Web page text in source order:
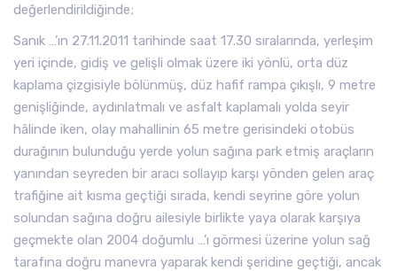
değerlendirildiğinde;
Sanık …’ın 27.11.2011 tarihinde saat 17.30 sıralarında, yerleşim
yeri içinde, gidiş ve gelişli olmak üzere iki yönlü, orta düz
kaplama çizgisiyle bölünmüş, düz hafif rampa çıkışlı, 9 metre
genişliğinde, aydınlatmalı ve asfalt kaplamalı yolda seyir
hâlinde iken, olay mahallinin 65 metre gerisindeki otobüs
durağının bulunduğu yerde yolun sağına park etmiş araçların
yanından seyreden bir aracı sollayıp karşı yönden gelen araç
trafiğine ait kısma geçtiği sırada, kendi seyrine göre yolun
solundan sağına doğru ailesiyle birlikte yaya olarak karşıya
geçmekte olan 2004 doğumlu …’ı görmesi üzerine yolun sağ
tarafına doğru manevra yaparak kendi şeridine geçtiği, ancak